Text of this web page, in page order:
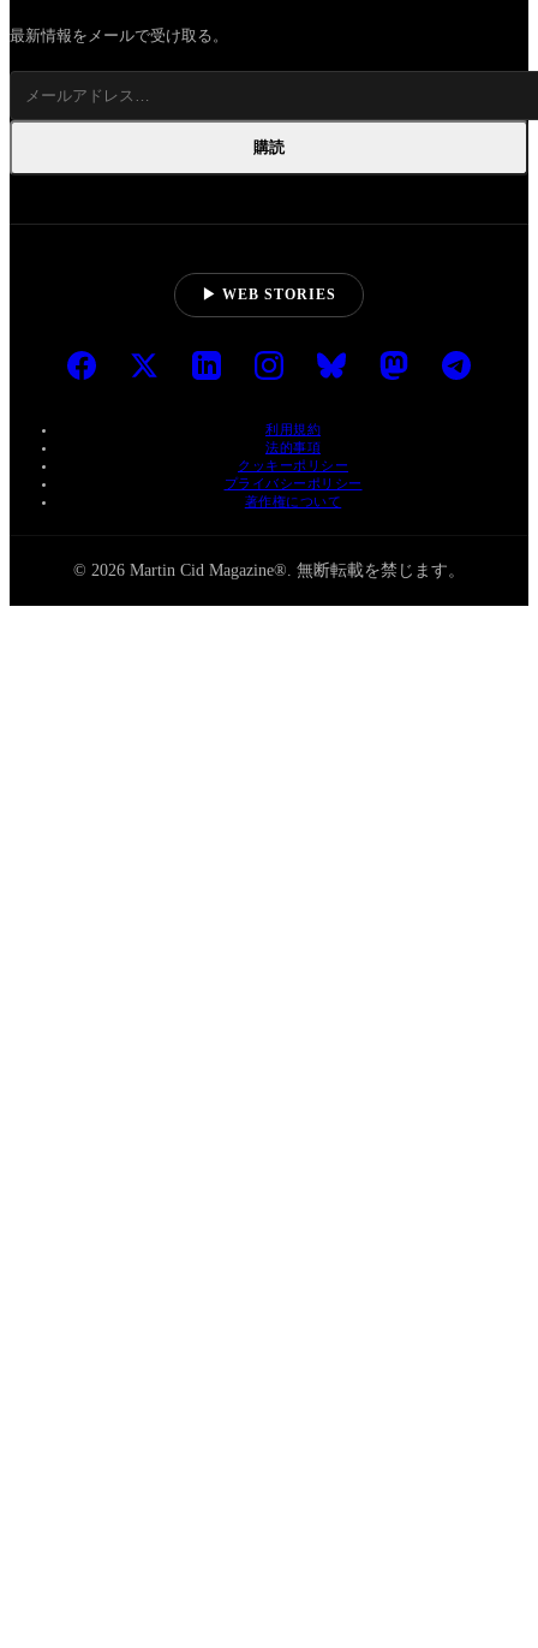
最新情報をメールで受け取る。
購読
▶ WEB STORIES
利用規約
法的事項
クッキーポリシー
プライバシーポリシー
著作権について
© 2026 Martin Cid Magazine®. 無断転載を禁じます。